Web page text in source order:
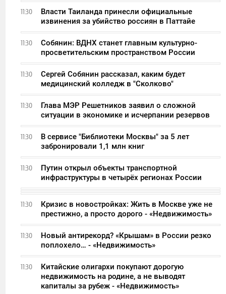
11:30
Власти Таиланда принесли официальные
извинения за убийство россиян в Паттайе
11:30
Собянин: ВДНХ станет главным культурно-
просветительским пространством России
11:30
Сергей Собянин рассказал, каким будет
медицинский колледж в "Сколково"
11:30
Глава МЭР Решетников заявил о сложной
ситуации в экономике и исчерпании резервов
11:30
В сервисе "Библиотеки Москвы" за 5 лет
забронировали 1,1 млн книг
11:30
Путин открыл объекты транспортной
инфраструктуры в четырёх регионах России
11:30
Кризис в новостройках: Жить в Москве уже не
престижно, а просто дорого - «Недвижимость»
11:30
Новый антирекорд? «Крышам» в России резко
поплохело… - «Недвижимость»
11:30
Китайские олигархи покупают дорогую
недвижимость на родине, а не выводят
капиталы за рубеж - «Недвижимость»